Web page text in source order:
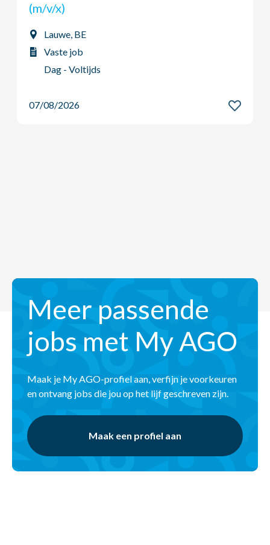
Meer passende
jobs met My AGO
Maak je My AGO-profiel aan, verfijn je voorkeuren
en ontvang jobs die jou op het lijf geschreven zijn.
Maak een profiel aan